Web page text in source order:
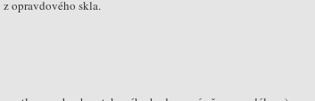
opravdového skla.